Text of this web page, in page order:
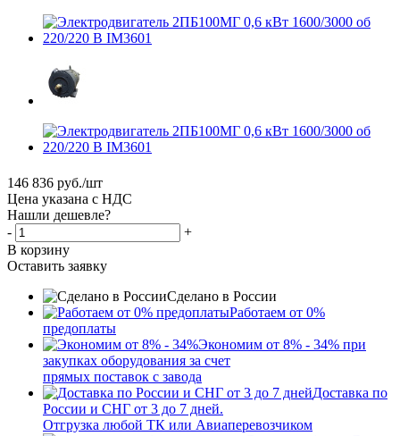
146 836 руб./шт
Цена указана с НДС
Нашли дешевле?
-
+
В корзину
Оставить заявку
Сделано в России
Работаем от 0%
предоплаты
Экономим от 8% - 34% при
закупках оборудования за счет
прямых поставок с завода
Доставка по
России и СНГ от 3 до 7 дней.
Отгрузка любой ТК или Авиаперевозчиком